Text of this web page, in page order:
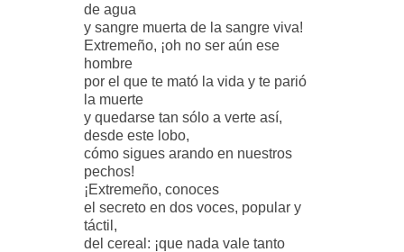
de agua
y sangre muerta de la sangre viva!
Extremeño, ¡oh no ser aún ese
hombre
por el que te mató la vida y te parió
la muerte
y quedarse tan sólo a verte así,
desde este lobo,
cómo sigues arando en nuestros
pechos!
¡Extremeño, conoces
el secreto en dos voces, popular y
táctil,
del cereal: ¡que nada vale tanto